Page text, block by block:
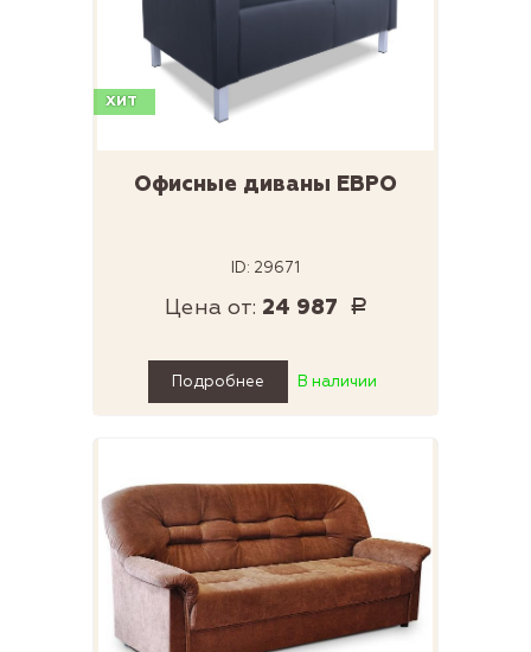
ХИТ
Офисные диваны ЕВРО
ID: 29671
Цена от: 24 987 Р
Подробнее В наличии